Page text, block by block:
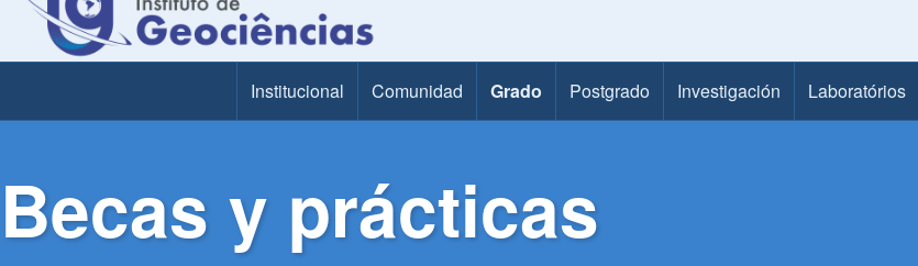
Main Menu Institucional Comunidad Grado Postgrado Investigación Laboratórios
Becas y prácticas